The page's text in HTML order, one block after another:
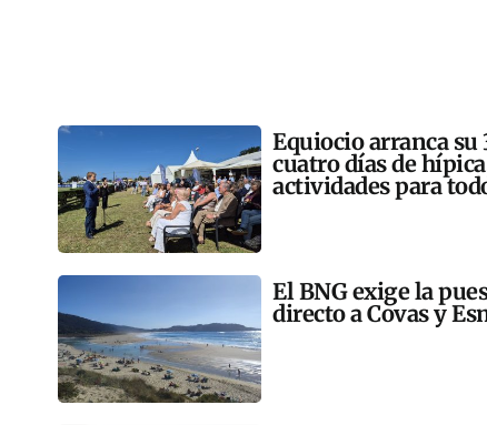
Equiocio arranca su
cuatro días de
actividades para
El BNG exige la
directo a Covas y